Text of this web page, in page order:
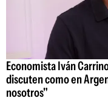
Economista Iván
discuten como en
nosotros"